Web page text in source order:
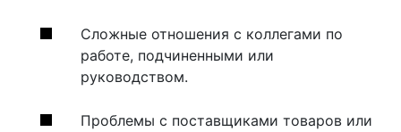
Сложные отношения с коллегами по
работе, подчиненными или
руководством.
Проблемы с поставщиками товаров или